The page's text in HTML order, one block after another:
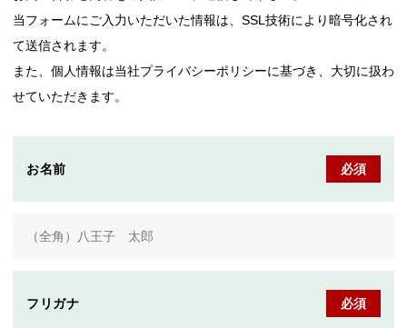
当フォームにご入力いただいた情報は、SSL技術により暗号化され
て送信されます。
また、個人情報は当社プライバシーポリシーに基づき、大切に扱わ
せていただきます。
お名前 必須
フリガナ 必須